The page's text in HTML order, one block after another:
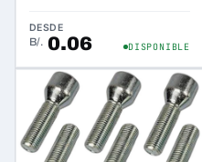
DESDE
B/. 0.06 DISPONIBLE